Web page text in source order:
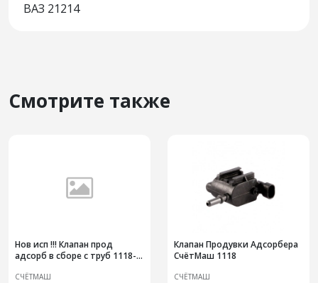
ВАЗ 21214
Смотрите также
Нов исп !!! Клапан прод
адсорб в сборе с труб 1118-
СЧЁТМАШ
Клапан Продувки Адсорбера
СчётМаш 1118
СЧЁТМАШ